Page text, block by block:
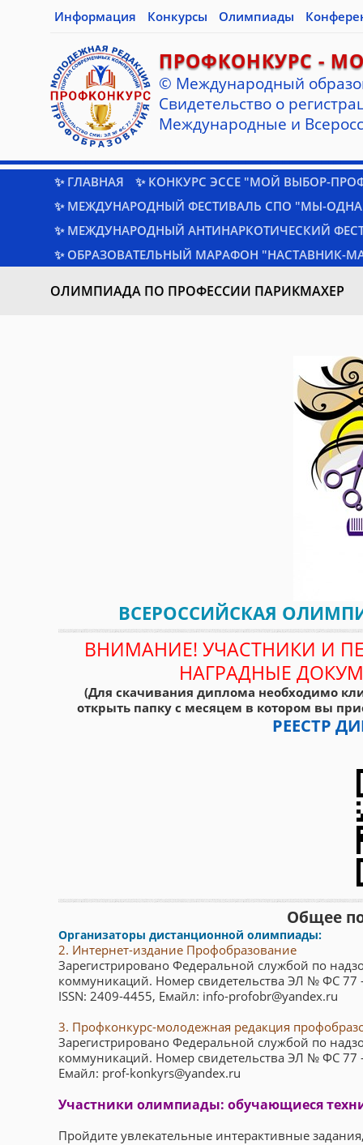
Информация Конкурсы Олимпиады
ПРОФКОНКУРС -
© Международный
Cвидетельство о
Международные и
✨ ГЛАВНАЯ
✨ КОНКУРС ЭССЕ "МОЙ ВЫБОР-
✨ МЕЖДУНАРОДНЫЙ ФЕСТИВАЛЬ СПО "МЫ-
✨ МЕЖДУНАРОДНЫЙ АНТИНАРКОТИЧЕСКИЙ
✨ ОБРАЗОВАТЕЛЬНЫЙ МАРАФОН "НАСТАВНИК-
ОЛИМПИАДА ПО ПРОФЕССИИ ПАРИКМАХЕР
ВСЕРОССИЙСКАЯ
ВНИМАНИЕ! УЧАСТНИКИ И
НАГРАДНЫЕ
(Для скачивания диплома необходимо
открыть папку с месяцем в котором вы
РЕЕСТР
Общее
Организаторы дистанционной олимпиады:
2. Интернет-издание Профобразование
Зарегистрировано Федеральной службой по
коммуникаций. Номер свидетельства ЭЛ № ФС 77
ISSN: 2409-4455, Емайл: info-profobr@yandex.ru
3. Профконкурс-молодежная редакция
Зарегистрировано Федеральной службой по
коммуникаций. Номер свидетельства ЭЛ № ФС 77
Емайл: prof-konkyrs@yandex.ru
Участники олимпиады: обучающиеся
Пройдите увлекательные интерактивные